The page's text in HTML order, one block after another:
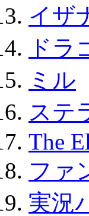
イザ
ドラ
ミル
ステ
The
ファ
実況